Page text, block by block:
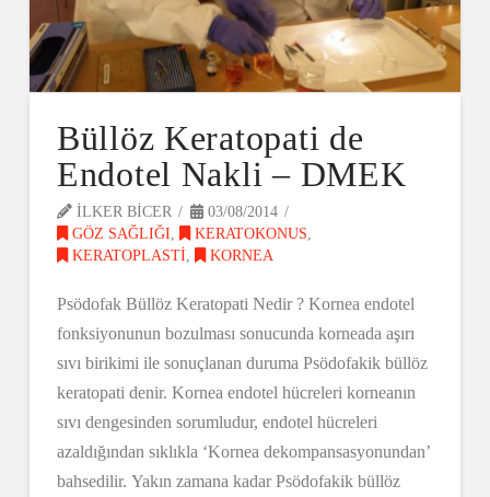
Büllöz Keratopati de
Endotel Nakli – DMEK
ILKER BICER
03/08/2014
GÖZ SAĞLIĞI
KERATOKONUS
KERATOPLASTI
KORNEA
Psödofak Büllöz Keratopati Nedir ? Kornea endotel
fonksiyonunun bozulması sonucunda korneada aşırı
sıvı birikimi ile sonuçlanan duruma Psödofakik büllöz
keratopati denir. Kornea endotel hücreleri korneanın
sıvı dengesinden sorumludur, endotel hücreleri
azaldığından sıklıkla ‘Kornea dekompansasyonundan’
bahsedilir. Yakın zamana kadar Psödofakik büllöz